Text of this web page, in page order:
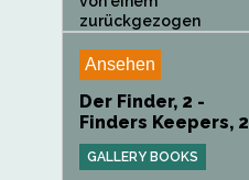
zurückgezogen
Ansehen
Der Finder, 2 -
Finders Keepers, 2
GALLERY BOOKS